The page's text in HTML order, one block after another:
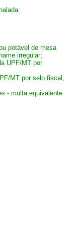
potável de mesa
irregular;
UPF/MT por
MT por selo fiscal,
- multa equivalente